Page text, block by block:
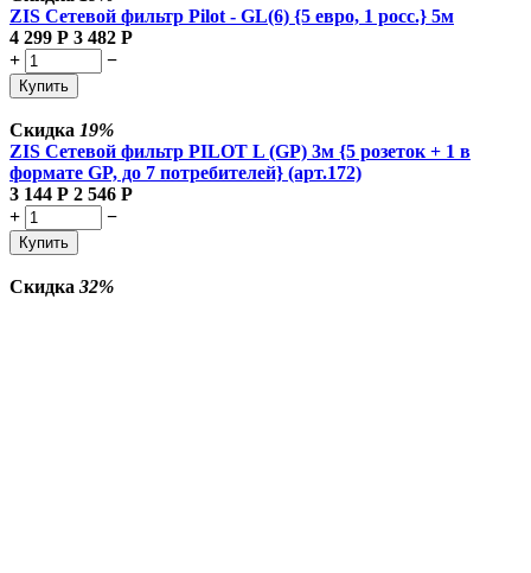
ZIS Сетевой фильтр Pilot - GL(6) {5 евро, 1 росс.} 5м
4 299 Р 3 482 Р
+
−
Купить
Скидка 19%
ZIS Сетевой фильтр PILOT L (GP) 3м {5 розеток + 1 в
формате GP, до 7 потребителей} (арт.172)
3 144 Р 2 546 Р
+
−
Купить
Скидка 32%